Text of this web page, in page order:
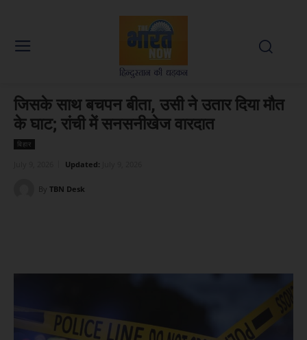
जिसके साथ बचपन बीता, उसी ने उतार दिया मौत
के घाट; रांची में सनसनीखेज वारदात
बिहार
Updated:
By TBN Desk